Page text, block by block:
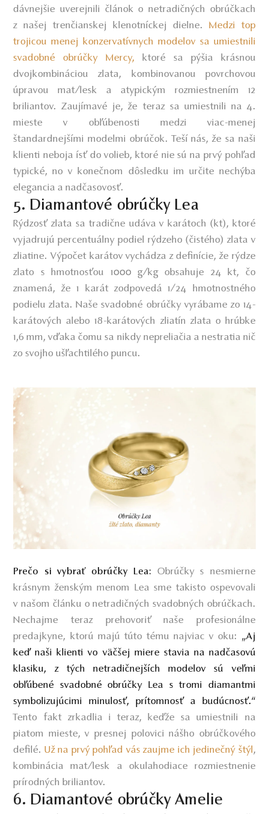
dávnejšie uverejnili článok o netradičných obrúčkach
z našej trenčianskej klenotníckej dielne. Medzi top
trojicou menej konzervatívnych modelov sa umiestnili
svadobné obrúčky Mercy, ktoré sa pýšia krásnou
dvojkombináciou zlata, kombinovanou povrchovou
úpravou mat/lesk a atypickým rozmiestnením 12
briliantov. Zaujímavé je, že teraz sa umiestnili na 4.
mieste v obľúbenosti medzi viac-menej
štandardnejšími modelmi obrúčok. Teší nás, že sa naši
klienti neboja ísť do volieb, ktoré nie sú na prvý pohľad
typické, no v konečnom dôsledku im určite nechýba
elegancia a nadčasovosť.
5. Diamantové obrúčky Lea
Rýdzosť zlata sa tradične udáva v karátoch (kt), ktoré
vyjadrujú percentuálny podiel rýdzeho (čistého) zlata v
zliatine. Výpočet karátov vychádza z definície, že rýdze
zlato s hmotnosťou 1000 g/kg obsahuje 24 kt, čo
znamená, že 1 karát zodpovedá 1/24 hmotnostného
podielu zlata. Naše svadobné obrúčky vyrábame zo 14-
karátových alebo 18-karátových zliatín zlata o hrúbke
1,6 mm, vďaka čomu sa nikdy nepreliačia a nestratia nič
zo svojho ušľachtilého puncu.
Prečo si vybrať obrúčky Lea: Obrúčky s nesmierne
krásnym ženským menom Lea sme takisto ospevovali
v našom článku o netradičných svadobných obrúčkach.
Nechajme teraz prehovoriť naše profesionálne
predajkyne, ktorú majú túto tému najviac v oku: „Aj
keď naši klienti vo väčšej miere stavia na nadčasovú
klasiku, z tých netradičnejších modelov sú veľmi
obľúbené svadobné obrúčky Lea s tromi diamantmi
symbolizujúcimi minulosť, prítomnosť a budúcnosť.“
Tento fakt zrkadlia i teraz, keďže sa umiestnili na
piatom mieste, v presnej polovici nášho obrúčkového
defilé. Už na prvý pohľad vás zaujme ich jedinečný štýl,
kombinácia mat/lesk a okulahodiace rozmiestnenie
prírodných briliantov.
6. Diamantové obrúčky Amelie